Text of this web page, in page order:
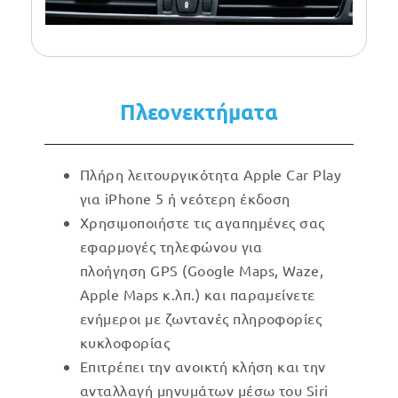
Πλεονεκτήματα
Πλήρη λειτουργικότητα Apple Car Play
για iPhone 5 ή νεότερη έκδοση
Χρησιμοποιήστε τις αγαπημένες σας
εφαρμογές τηλεφώνου για
πλοήγηση GPS (Google Maps, Waze,
Apple Maps κ.λπ.) και παραμείνετε
ενήμεροι με ζωντανές πληροφορίες
κυκλοφορίας
Επιτρέπει την ανοικτή κλήση και την
ανταλλαγή μηνυμάτων μέσω του Siri